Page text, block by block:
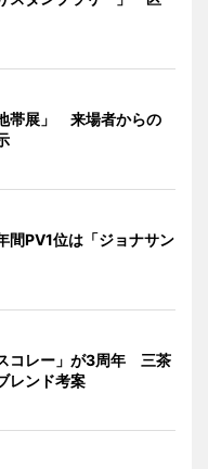
帯展」 来場者からの
間PV1位は「ジョナサン
コレー」が3周年 三茶
レンド考案